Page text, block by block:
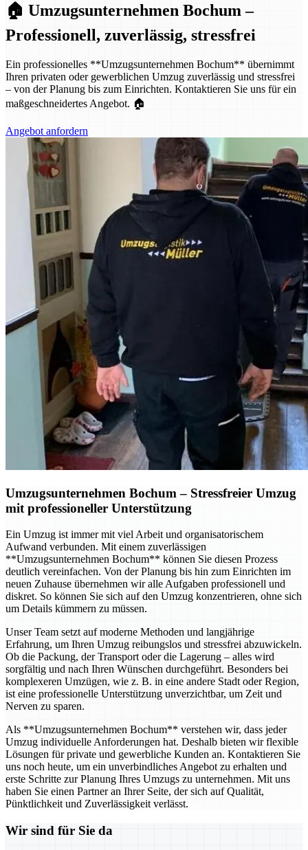
🏠 Umzugsunternehmen Bochum –
Professionell, zuverlässig, stressfrei
Ein professionelles **Umzugsunternehmen Bochum** übernimmt
Ihren privaten oder gewerblichen Umzug zuverlässig und stressfrei
– von der Planung bis zum Einrichten. Kontaktieren Sie uns für ein
maßgeschneidertes Angebot. 🏠
Angebot anfordern
Umzugsunternehmen Bochum – Stressfreier Umzug
mit professioneller Unterstützung
Ein Umzug ist immer mit viel Arbeit und organisatorischem
Aufwand verbunden. Mit einem zuverlässigen
**Umzugsunternehmen Bochum** können Sie diesen Prozess
deutlich vereinfachen. Von der Planung bis hin zum Einrichten im
neuen Zuhause übernehmen wir alle Aufgaben professionell und
diskret. So können Sie sich auf den Umzug konzentrieren, ohne sich
um Details kümmern zu müssen.
Unser Team setzt auf moderne Methoden und langjährige
Erfahrung, um Ihren Umzug reibungslos und stressfrei abzuwickeln.
Ob die Packung, der Transport oder die Lagerung – alles wird
sorgfältig und nach Ihren Wünschen durchgeführt. Besonders bei
komplexeren Umzügen, wie z. B. in eine andere Stadt oder Region,
ist eine professionelle Unterstützung unverzichtbar, um Zeit und
Nerven zu sparen.
Als **Umzugsunternehmen Bochum** verstehen wir, dass jeder
Umzug individuelle Anforderungen hat. Deshalb bieten wir flexible
Lösungen für private und gewerbliche Kunden an. Kontaktieren Sie
uns noch heute, um ein unverbindliches Angebot zu erhalten und
erste Schritte zur Planung Ihres Umzugs zu unternehmen. Mit uns
haben Sie einen Partner an Ihrer Seite, der sich auf Qualität,
Pünktlichkeit und Zuverlässigkeit verlässt.
Wir sind für Sie da